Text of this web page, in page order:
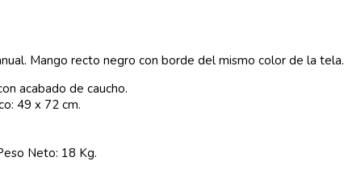
Mango recto negro con borde del mismo color de la tela.
acabado de caucho.
49 x 72 cm.
Neto: 18 Kg.